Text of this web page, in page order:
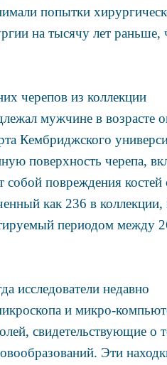
попытки
на тысячу лет раньше,
черепов из коллекции
мужчине в возрасте
Кембриджского
поверхность черепа,
собой повреждения костей
как 236 в коллекции,
периодом между
исследователи недавно
и микро-
свидетельствующие о
Эти